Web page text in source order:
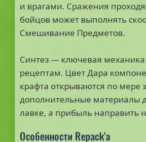
и врагами. Сражения
бойцов может выполнять
Смешивание Предметов.
Синтез — ключевая
рецептам. Цвет Дара
крафта открываются по мере
дополнительные материалы
лавке, а прибыль направить
Особенности Repack'а